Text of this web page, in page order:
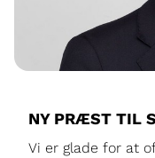
NY PRÆST TIL
Vi er glade for at